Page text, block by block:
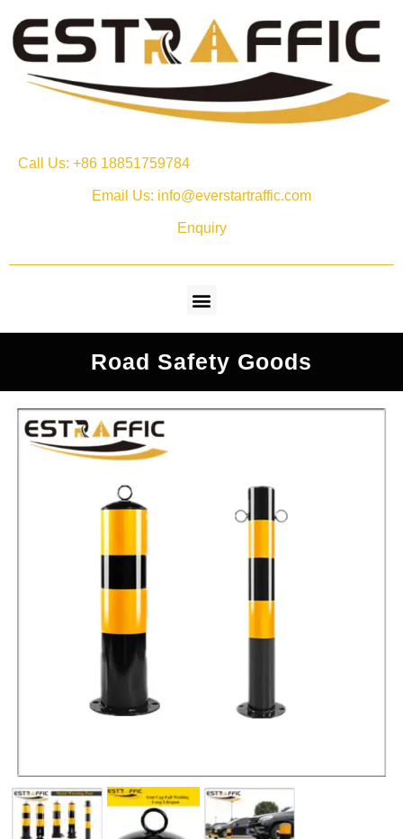
Call Us: +86 18851759784
Email Us: info@everstartraffic.com
Enquiry
Road Safety Goods